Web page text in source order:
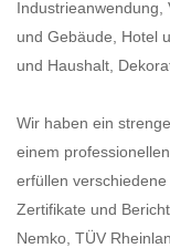
Industrieanwendung,
und Gebäude, Hotel
und Haushalt,
Wir haben ein
einem
erfüllen
Zertifikate und
Nemko, TÜV